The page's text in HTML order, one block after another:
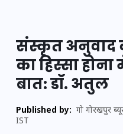
संस्कृत अनुवाद
का हिस्सा
बात: डॉ. अतुल
Published by: गो गोरखपुर
IST